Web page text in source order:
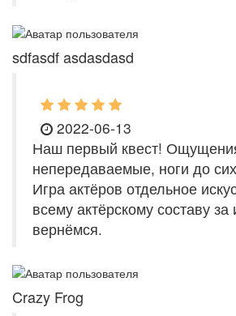
sdfasdf asdasdasd
2022-06-13
Наш первый квест!
непередаваемые, ноги до
Игра актёров отдельное
всему актёрскому составу
вернёмся.
Crazy Frog